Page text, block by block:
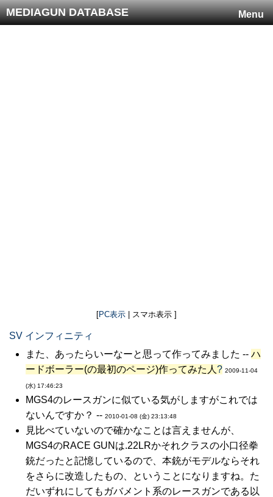
Menu
MEDIAGUN DATABASE
[PC表示 | スマホ表示 ]
SV インフィニティ
また、あったらいーなーと思って作ってみました -- ハ
ードボーラー(の最初のページ)作ってみた人 ? 2009-11-04
(水) 17:46:23
MGS4のレースガンに似ている気がしますがこれでは
ないんですか？ -- 2010-01-08 (金) 23:13:48
見比べていないので確かなことは言えませんが、
MGS4のRACE GUNは.22LRかそれクラスの小口径拳
銃だったと記憶しているので、本銃がモデルならそれ
をさらに改造したもの、ということになりますね。た
だいずれにしてもガバメント系のレースガンである以